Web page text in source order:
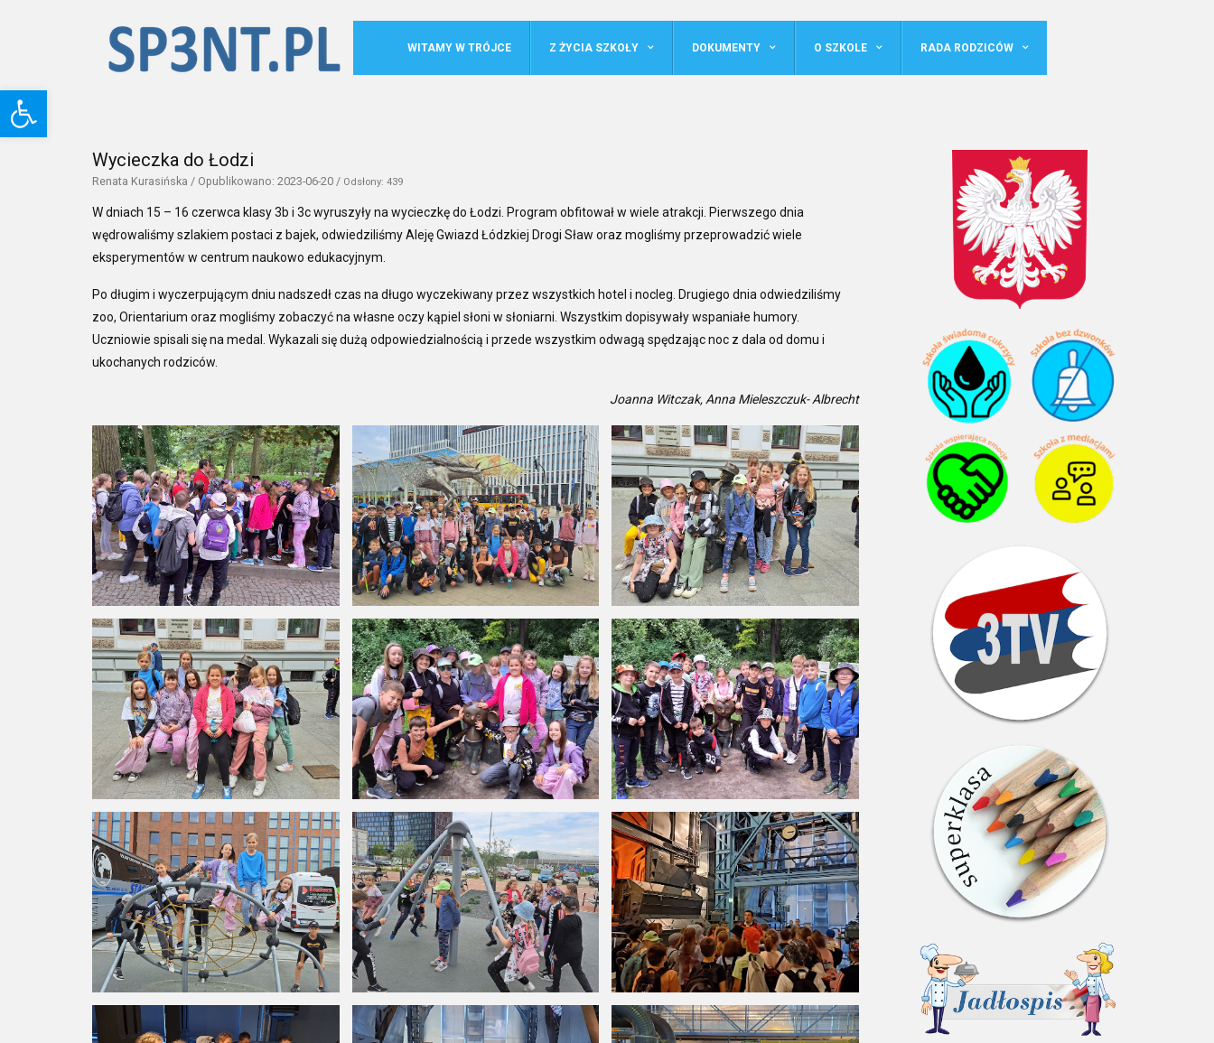
Otwórz pasek narzędzi
WITAMY W TRÓJCE Z ŻYCIA SZKOŁY DOKUMENTY O SZKOLE RADA RODZICÓW
Wycieczka do Łodzi
Renata Kurasińska / Opublikowano: 2023-06-20 / Odsłony: 439
W dniach 15 – 16 czerwca klasy 3b i 3c wyruszyły na wycieczkę do Łodzi. Program obfitował w wiele atrakcji. Pierwszego dnia
wędrowaliśmy szlakiem postaci z bajek, odwiedziliśmy Aleję Gwiazd Łódzkiej Drogi Sław oraz mogliśmy przeprowadzić wiele
eksperymentów w centrum naukowo edukacyjnym.
Po długim i wyczerpującym dniu nadszedł czas na długo wyczekiwany przez wszystkich hotel i nocleg. Drugiego dnia odwiedziliśmy
zoo, Orientarium oraz mogliśmy zobaczyć na własne oczy kąpiel słoni w słoniarni. Wszystkim dopisywały wspaniałe humory.
Uczniowie spisali się na medal. Wykazali się dużą odpowiedzialnością i przede wszystkim odwagą spędzając noc z dala od domu i
ukochanych rodziców.
Joanna Witczak, Anna Mieleszczuk- Albrecht